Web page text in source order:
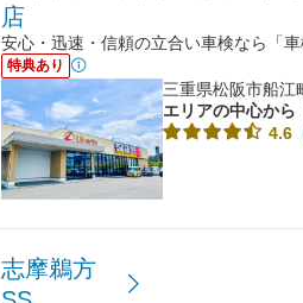
店
安心・迅速・信頼の立合い車検なら「車
特典あり
三重県松阪市船江
エリアの中心から
4.6
志摩鵜方